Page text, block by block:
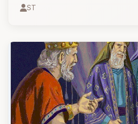
năng với tài phép và khả năng
ST